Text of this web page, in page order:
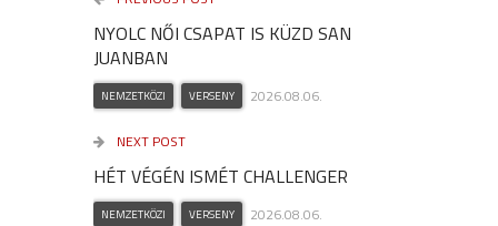
NYOLC NŐI CSAPAT IS KÜZD SAN
JUANBAN
NEMZETKÖZI VERSENY 2026.08.06.
NEXT POST
HÉT VÉGÉN ISMÉT CHALLENGER
NEMZETKÖZI VERSENY 2026.08.06.